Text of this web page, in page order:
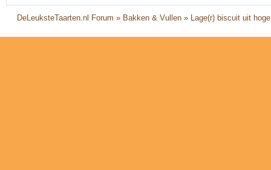
DeLeuksteTaarten.nl Forum » Bakken & Vullen » Lage(r) biscuit uit